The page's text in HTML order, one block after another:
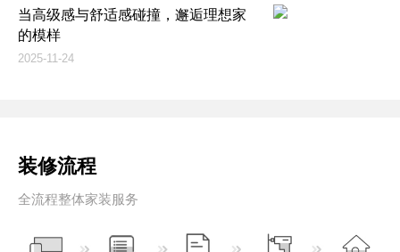
当高级感与舒适感碰撞，邂逅理想家
的模样
2025-11-24
装修流程
全流程整体家装服务